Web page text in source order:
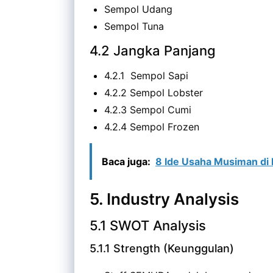
Sempol Udang
Sempol Tuna
4.2 Jangka Panjang
4.2.1 Sempol Sapi
4.2.2 Sempol Lobster
4.2.3 Sempol Cumi
4.2.4 Sempol Frozen
Baca juga: 8 Ide Usaha Musiman di
5. Industry Analysis
5.1 SWOT Analysis
5.1.1 Strength (Keunggulan)